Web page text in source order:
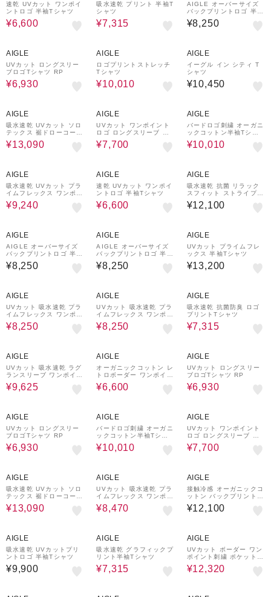
速乾 UVカット ワンポイ
ントロゴ 半袖Tシャツ
¥6,600
吸水速乾 プリント 半袖T
シャツ
¥7,315
AIGLE オーバーサイズ
バックプリントロゴ 半袖
Tシャツ
¥8,250
AIGLE
UVカット ロングスリー
ブロゴTシャツ RP
¥6,930
AIGLE
ロゴプリントストレッチ
Tシャツ
¥10,010
AIGLE
イーグル イン シティ T
シャツ
¥10,450
AIGLE
吸水速乾 UVカット ソロ
テックス 裾ドローコード
半袖Tシャツ
¥13,090
AIGLE
UVカット ワンポイント
ロゴ ロングスリーブ 長
袖リブTシャツ
¥7,700
AIGLE
バードロゴ刺繍 オーガニ
ックコットン半袖Tシャ
ツ
¥10,010
AIGLE
吸水速乾 UVカット プラ
イムフレックス ワンポイ
ント刺繍ロゴ 半袖Tシャ
ツ
¥9,240
AIGLE
速乾 UVカット ワンポイ
ントロゴ 半袖Tシャツ
¥6,600
AIGLE
吸水速乾 抗菌 リラック
スフィット ストライプ半
袖Tシャツ
¥12,100
AIGLE
AIGLE オーバーサイズ
バックプリントロゴ 半袖
Tシャツ
¥8,250
AIGLE
AIGLE オーバーサイズ
バックプリントロゴ 半袖
Tシャツ
¥8,250
AIGLE
UVカット プライムフレ
ックス 半袖Tシャツ
¥13,200
AIGLE
UVカット 吸水速乾 プラ
イムフレックス ワンポイ
ントロゴ 長袖Tシャツ
¥8,250
AIGLE
UVカット 吸水速乾 プラ
イムフレックス ワンポイ
ントロゴ 長袖Tシャツ
¥8,250
AIGLE
吸水速乾 抗菌防臭 ロゴ
プリントTシャツ
¥7,315
AIGLE
UVカット 吸水速乾 ラグ
ランスリーブ ワンポイン
ト刺繍ロゴ ワッフル半袖
ニットTシャツ
¥9,625
AIGLE
オーガニックコットン レ
トロボーダー ワンポイン
トロゴ刺繍 オーバーサイ
ズ 半袖カットソー
¥6,600
AIGLE
UVカット ロングスリー
ブロゴTシャツ RP
¥6,930
AIGLE
UVカット ロングスリー
ブロゴTシャツ RP
¥6,930
AIGLE
バードロゴ刺繍 オーガニ
ックコットン半袖Tシャ
ツ
¥10,010
AIGLE
UVカット ワンポイント
ロゴ ロングスリーブ 長
袖リブTシャツ
¥7,700
AIGLE
吸水速乾 UVカット ソロ
テックス 裾ドローコード
半袖Tシャツ
¥13,090
AIGLE
UVカット 吸水速乾 プラ
イムフレックス ワンポイ
ントロゴ 半袖Tシャツ
¥8,470
AIGLE
接触冷感 オーガニックコ
ットン バックプリント半
袖Tシャツ
¥12,100
AIGLE
吸水速乾 UVカットプリ
ントロゴ 半袖Tシャツ
¥9,900
AIGLE
吸水速乾 グラフィックプ
リント半袖Tシャツ
¥7,315
AIGLE
UVカット ボーダー ワン
ポイント刺繍 ポケット付
き 鹿の子半袖Tシャツ
¥12,320